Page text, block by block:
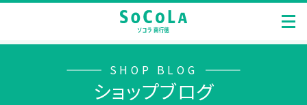
SHOP BLOG
ショップブログ